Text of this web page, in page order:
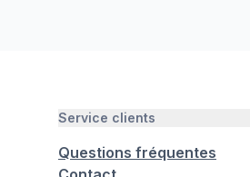
Service clients
Questions fréquentes